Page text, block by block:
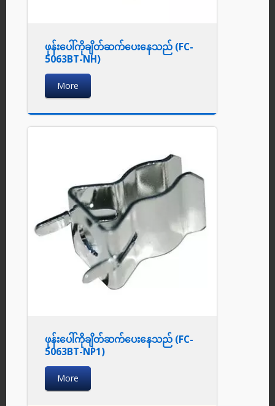
ဖုန်းပေါ်ကိုချိတ်ဆက်ပေးနေသည် (FC-
5063BT-NH)
More
ဖုန်းပေါ်ကိုချိတ်ဆက်ပေးနေသည် (FC-
5063BT-NP1)
More